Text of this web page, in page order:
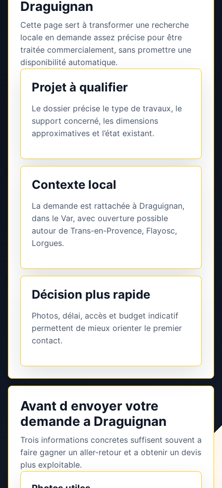
Draguignan
Cette page sert à transformer une recherche
locale en demande assez précise pour être
traitée commercialement, sans promettre une
disponibilité automatique.
Projet à qualifier
Le dossier précise le type de travaux, le
support concerné, les dimensions
approximatives et l’état existant.
Contexte local
La demande est rattachée à Draguignan,
dans le Var, avec ouverture possible
autour de Trans-en-Provence, Flayosc,
Lorgues.
Décision plus rapide
Photos, délai, accès et budget indicatif
permettent de mieux orienter le premier
contact.
Avant d envoyer votre
demande a Draguignan
Trois informations concretes suffisent souvent a
faire gagner un aller-retour et a obtenir un devis
plus exploitable.